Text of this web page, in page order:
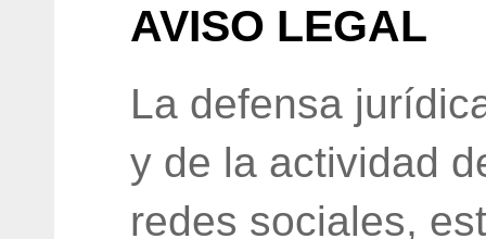
AVISO LEGAL
La defensa
y de la actividad
redes sociales,